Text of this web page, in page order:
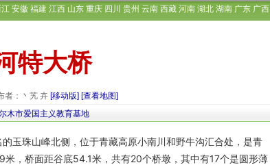
安徽 福建 江西 山东 重庆 四川 贵州 云南 西藏 河南 湖北 湖南 广东 广西
特大桥
者：丶艽 卉 [移动版] [查看地图]
木市爱国主义教育基地
珠山峰北侧，位于青藏高原小南川和野牛沟汇合处，是青
，桥面距谷底54.1米，共有20个桥墩，其中有17个是圆形薄